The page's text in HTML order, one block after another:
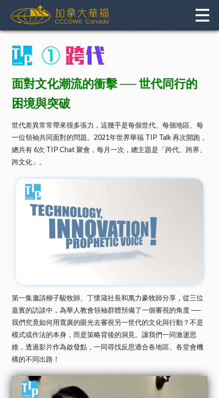
content
面對文化潮流的衝擊 ── 世代同行的
困境與突破
世代差異常常帶來很多張力，這幾乎是每個世代、每個地區、每
一位領袖共同面對的問題。2021年世界華福 TIP Talk 再次開跑，
總共有 6次 TIP Chat 聚會，每月一次，總主題是「跨代、跨界、
跨文化」。
第一集邀請柳子駿牧師、丁懷箴社長和萬力豪牧師分享，從三位
嘉賓的訪談中，為華人教會領袖群體預備了一個審視的角度 ──
我們究竟如何用寬廣的眼光去審視另一世代的文化與行動？不是
模式或作法的本身，而是策略背後的洞見。讓我們一同激盪思
維，透過影片作為啟發點，一同尋找反思適合各地區、各堂會機
構的不同出路！